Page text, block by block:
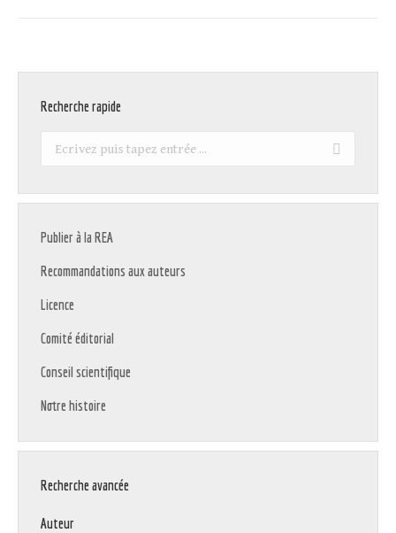
Recherche rapide
Recherche
Publier à la REA
Recommandations aux auteurs
Licence
Comité éditorial
Conseil scientifique
Notre histoire
Recherche avancée
Auteur